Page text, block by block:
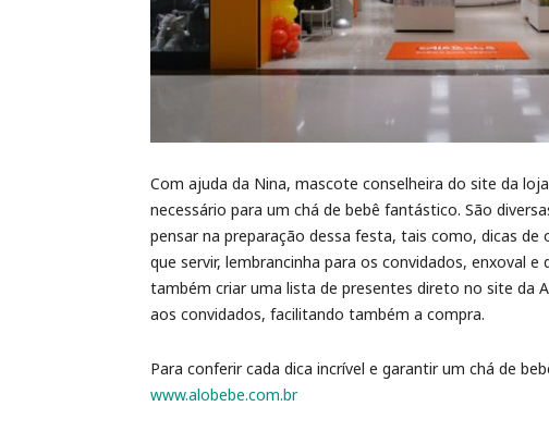
Com ajuda da Nina, mascote conselheira do site da
necessário para um chá de bebê fantástico. São
pensar na preparação dessa festa, tais como, dicas
que servir, lembrancinha para os convidados, enxoval
também criar uma lista de presentes direto no site da
aos convidados, facilitando também a compra.
Para conferir cada dica incrível e garantir um chá de
www.alobebe.com.br